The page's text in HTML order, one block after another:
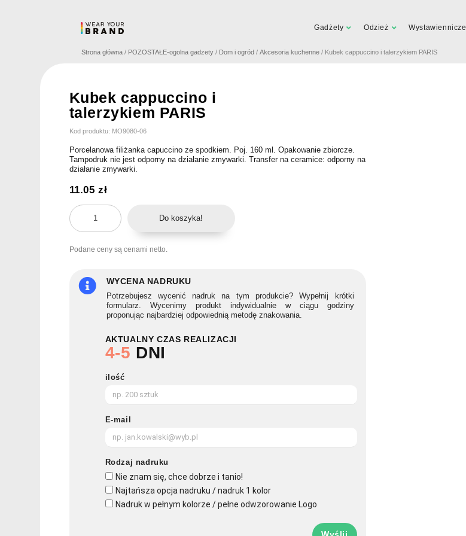
Gadżety Odzież Wystawiennicze
Strona główna / POZOSTAŁE-ogolna gadzety / Dom i ogród /Akcesoria kuchenne / Kubek cappuccino i talerzykiem PARIS
Kubek cappuccino i
talerzykiem PARIS
Kod produktu: MO9080-06
Porcelanowa filiżanka capuccino ze spodkiem. Poj. 160 ml. Opakowanie zbiorcze.
Tampodruk nie jest odporny na działanie zmywarki. Transfer na ceramice: odporny na
działanie zmywarki.
11.05zł
ilość
Kubek
i
PARIS
Do koszyka!
Podane ceny są cenami netto.
WYCENA NADRUKU
Potrzebujesz wycenić nadruk na tym produkcie? Wypełnij krótki
formularz. Wycenimy produkt indywidualnie w ciągu godziny
proponując najbardziej odpowiednią metodę znakowania.
AKTUALNY CZAS REALIZACJI
4-5 DNI
ilość
E-mail
Rodzaj nadruku
Nie znam się, chce dobrze i tanio!
Najtańsza opcja nadruku / nadruk 1 kolor
Nadruk w pełnym kolorze / pełne odwzorowanie Logo